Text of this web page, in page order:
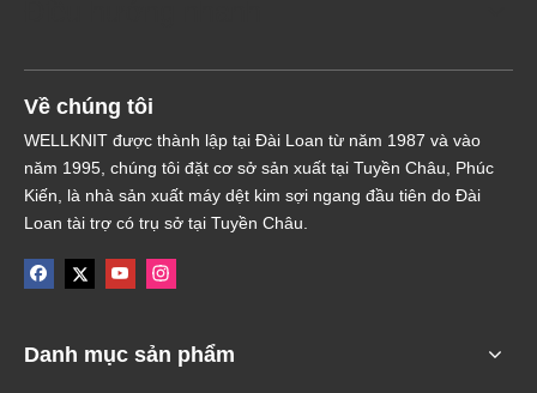
Về chúng tôi
WELLKNIT được thành lập tại Đài Loan từ năm 1987 và vào
năm 1995, chúng tôi đặt cơ sở sản xuất tại Tuyền Châu, Phúc
Kiến, là nhà sản xuất máy dệt kim sợi ngang đầu tiên do Đài
Loan tài trợ có trụ sở tại Tuyền Châu.
Danh mục sản phẩm